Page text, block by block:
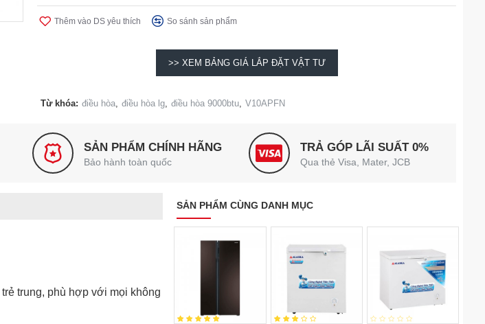
Thêm vào DS yêu thích So sánh sản phẩm
>> XEM BẢNG GIÁ LẮP ĐẶT VẬT TƯ
Từ khóa: điều hòa, điều hòa lg, điều hòa 9000btu, V10APFN
SẢN PHẨM CHÍNH HÃNG
Bảo hành toàn quốc
TRẢ GÓP LÃI SUẤT 0%
Qua thẻ Visa, Mater, JCB
trung, phù hợp với mọi không
SẢN PHẨM CÙNG DANH MỤC